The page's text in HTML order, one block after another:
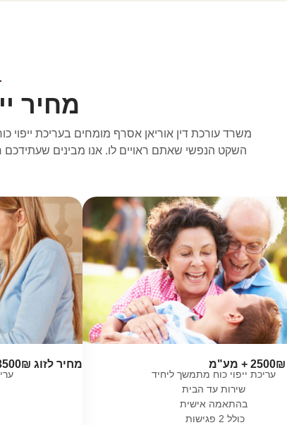
מחיר
משרד עורכת דין אוריאן אסרף מומחים בעריכת
השקט הנפשי שאתם ראויים לו. אנו מבינים שעתידכם
עריכת ייפוי כוח מתמשך ליחיד
שירות עד הבית
בהתאמה אישית
כולל 2 פגישות
מחיר לזוג 3500₪ + מע"מ